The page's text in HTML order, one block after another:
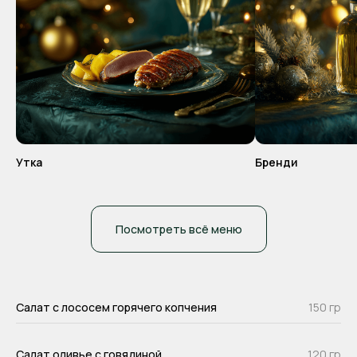
Утка Бренди
Посмотреть всё меню
Салат с лососем горячего копчения 150 гр
– +
конфиденциальности и публичной